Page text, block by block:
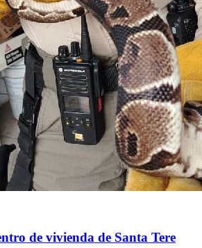
de vivienda de Santa Tere